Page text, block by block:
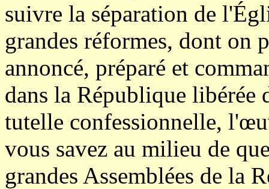
suivre la séparation de
grandes réformes, dont on
annoncé, préparé et
dans la République libérée
tutelle confessionnelle,
vous savez au milieu de
grandes Assemblées de la